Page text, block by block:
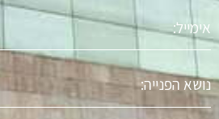
אימייל
נושא
הפניה